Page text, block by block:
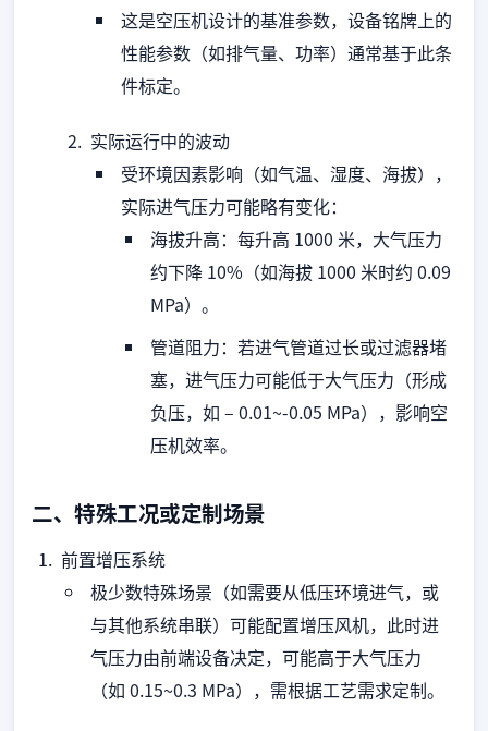
这是空压机设计的基准参数，设备铭牌上的
性能参数（如排气量、功率）通常基于此条
件标定。
实际运行中的波动
受环境因素影响（如气温、湿度、海拔），
实际进气压力可能略有变化：
海拔升高：每升高 1000 米，大气压力
约下降 10%（如海拔 1000 米时约 0.09
MPa）。
管道阻力：若进气管道过长或过滤器堵
塞，进气压力可能低于大气压力（形成
负压，如 – 0.01~-0.05 MPa），影响空
压机效率。
二、特殊工况或定制场景
前置增压系统
极少数特殊场景（如需要从低压环境进气，或
与其他系统串联）可能配置增压风机，此时进
气压力由前端设备决定，可能高于大气压力
（如 0.15~0.3 MPa），需根据工艺需求定制。